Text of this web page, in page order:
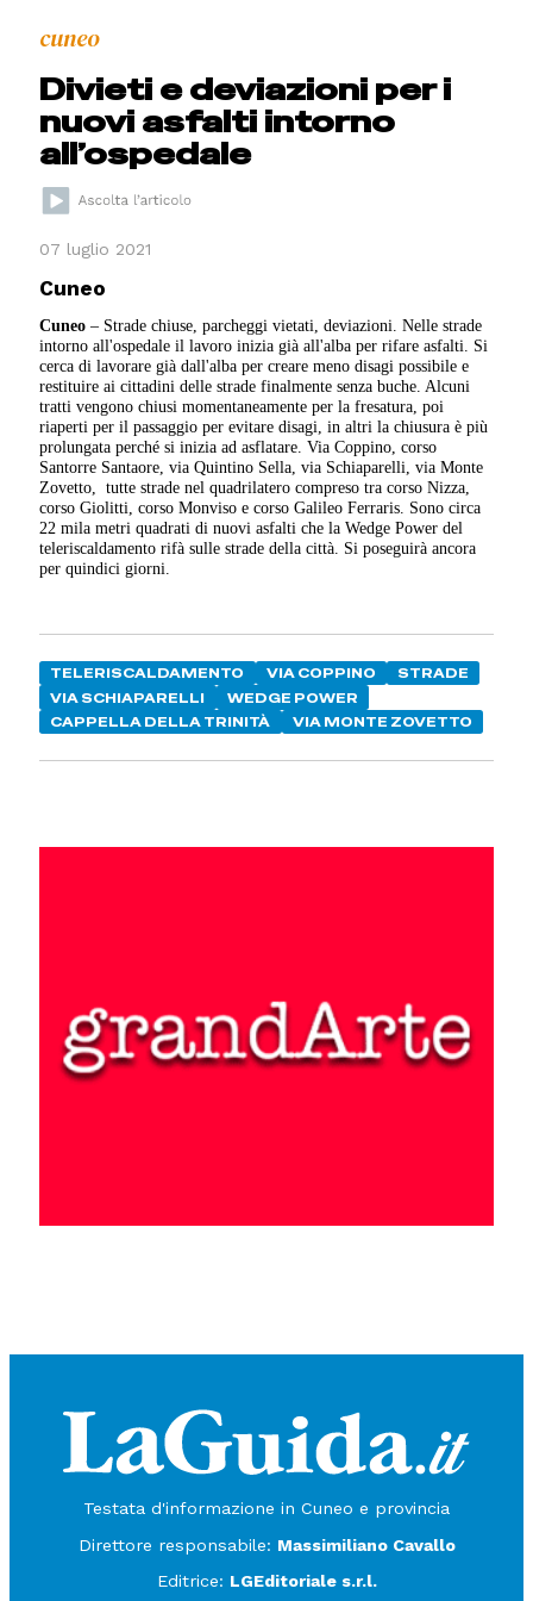
cuneo
Divieti e deviazioni per i
nuovi asfalti intorno
all’ospedale
07 luglio 2021
Cuneo
Cuneo – Strade chiuse, parcheggi vietati, deviazioni. Nelle strade
intorno all'ospedale il lavoro inizia già all'alba per rifare asfalti. Si
cerca di lavorare già dall'alba per creare meno disagi possibile e
restituire ai cittadini delle strade finalmente senza buche. Alcuni
tratti vengono chiusi momentaneamente per la fresatura, poi
riaperti per il passaggio per evitare disagi, in altri la chiusura è più
prolungata perché si inizia ad asflatare. Via Coppino, corso
Santorre Santaore, via Quintino Sella, via Schiaparelli, via Monte
Zovetto, tutte strade nel quadrilatero compreso tra corso Nizza,
corso Giolitti, corso Monviso e corso Galileo Ferraris. Sono circa
22 mila metri quadrati di nuovi asfalti che la Wedge Power del
teleriscaldamento rifà sulle strade della città. Si poseguirà ancora
per quindici giorni.
TELERISCALDAMENTO VIA COPPINO
STRADE
VIA SCHIAPARELLI
WEDGE POWER
CAPPELLA DELLA TRINITÀ
VIA MONTE ZOVETTO
Testata d'informazione in Cuneo e provincia
Direttore responsabile: Massimiliano Cavallo
Editrice: LGEditoriale s.r.l.